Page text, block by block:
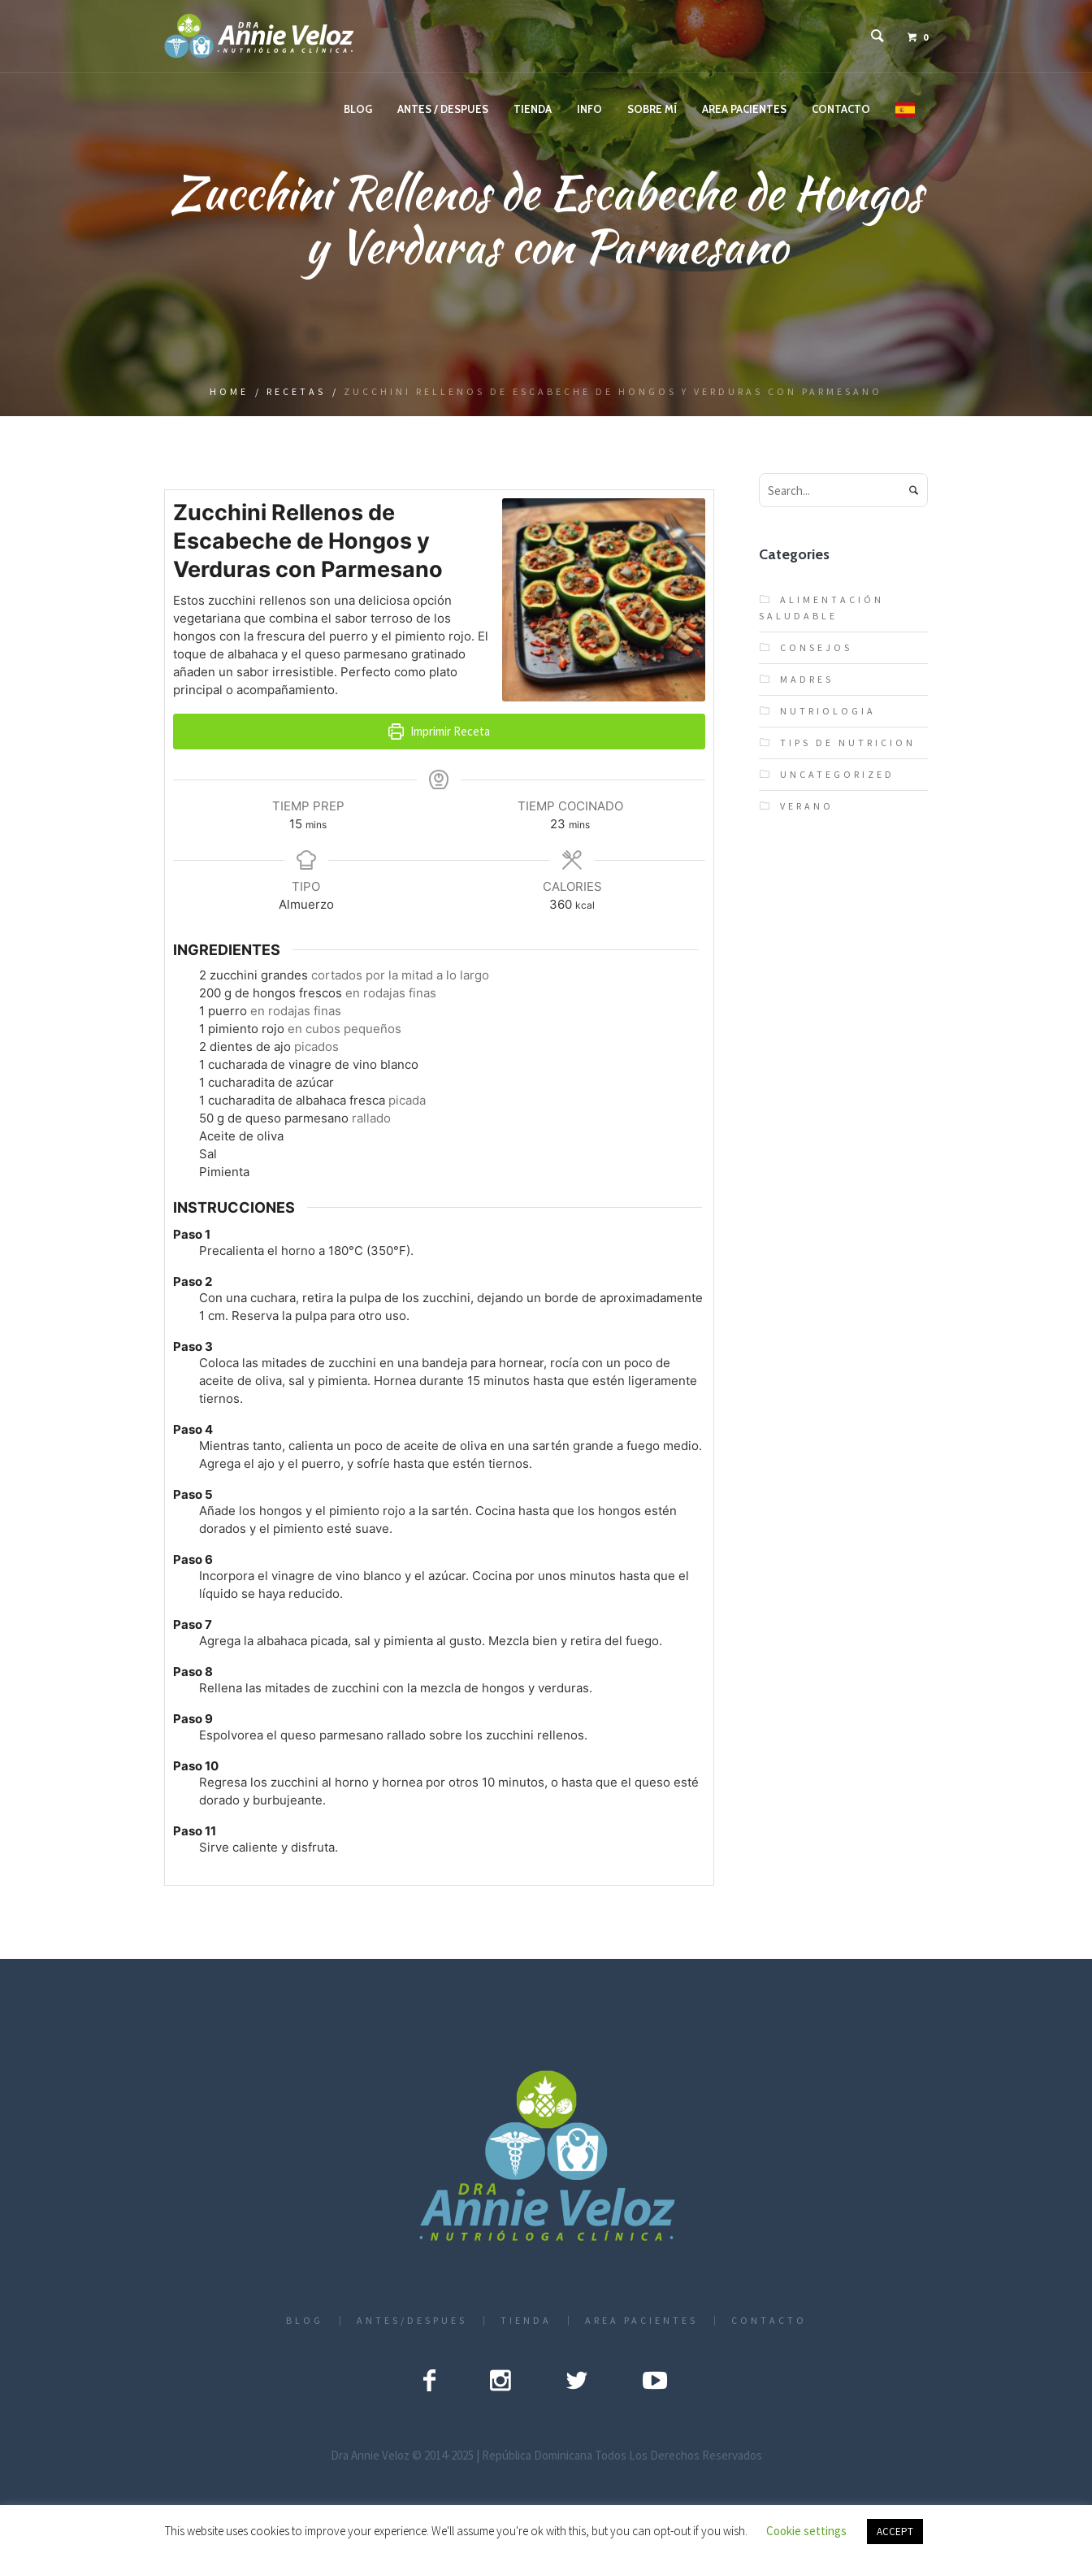
0
BLOG ANTES / DESPUES TIENDA INFO SOBRE MÍ AREA PACIENTES CONTACTO
Zucchini Rellenos de Escabeche de Hongos
y Verduras con Parmesano
HOME / RECETAS / ZUCCHINI RELLENOS DE ESCABECHE DE HONGOS Y VERDURAS CON PARMESANO
Zucchini Rellenos de
Escabeche de Hongos y
Verduras con Parmesano
Estos zucchini rellenos son una deliciosa opción
vegetariana que combina el sabor terroso de los
hongos con la frescura del puerro y el pimiento rojo. El
toque de albahaca y el queso parmesano gratinado
añaden un sabor irresistible. Perfecto como plato
principal o acompañamiento.
Imprimir Receta
TIEMP PREP
15 minutes
mins
TIEMP COCINADO
23 minutes
mins
TIPO
Almuerzo
CALORIES
360 kcal
INGREDIENTES
2 zucchini grandes cortados por la mitad a lo largo
200 g de hongos frescos en rodajas finas
1 puerro en rodajas finas
1 pimiento rojo en cubos pequeños
2 dientes de ajo picados
1 cucharada de vinagre de vino blanco
1 cucharadita de azúcar
1 cucharadita de albahaca fresca picada
50 g de queso parmesano rallado
Aceite de oliva
Sal
Pimienta
INSTRUCCIONES
Paso 1
Precalienta el horno a 180°C (350°F).
Paso 2
Con una cuchara, retira la pulpa de los zucchini, dejando un borde de aproximadamente
1 cm. Reserva la pulpa para otro uso.
Paso 3
Coloca las mitades de zucchini en una bandeja para hornear, rocía con un poco de
aceite de oliva, sal y pimienta. Hornea durante 15 minutos hasta que estén ligeramente
tiernos.
Paso 4
Mientras tanto, calienta un poco de aceite de oliva en una sartén grande a fuego medio.
Agrega el ajo y el puerro, y sofríe hasta que estén tiernos.
Paso 5
Añade los hongos y el pimiento rojo a la sartén. Cocina hasta que los hongos estén
dorados y el pimiento esté suave.
Paso 6
Incorpora el vinagre de vino blanco y el azúcar. Cocina por unos minutos hasta que el
líquido se haya reducido.
Paso 7
Agrega la albahaca picada, sal y pimienta al gusto. Mezcla bien y retira del fuego.
Paso 8
Rellena las mitades de zucchini con la mezcla de hongos y verduras.
Paso 9
Espolvorea el queso parmesano rallado sobre los zucchini rellenos.
Paso 10
Regresa los zucchini al horno y hornea por otros 10 minutos, o hasta que el queso esté
dorado y burbujeante.
Paso 11
Sirve caliente y disfruta.
Categories
ALIMENTACIÓN
SALUDABLE
CONSEJOS
MADRES
NUTRIOLOGIA
TIPS DE NUTRICION
UNCATEGORIZED
VERANO
BLOG ANTES/DESPUES TIENDA AREA PACIENTES CONTACTO
Dra Annie Veloz © 2014-2025 | República Dominicana Todos Los Derechos Reservados
This website uses cookies to improve your experience. We'll assume you're ok with this, but you can opt-out if you wish. Cookie settings ACCEPT